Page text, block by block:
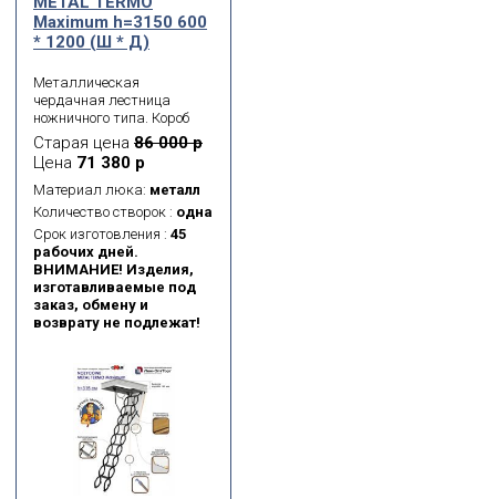
Maximum h=3150 600
* 1200 (Ш * Д)
Металлическая
чердачная лестница
ножничного типа. Короб
металлический.
Термоизоляционная
крышка типа «сэндвич»,
толщиной 26 мм, утеплена
пенопластом, облицована
с двух сторон ДСП белого
цвета.
Старая цена 86 000 р
Цена 71 380 р
Материал люка: металл
Количество створок : одна
Срок изготовления : 45
рабочих дней.
ВНИМАНИЕ! Изделия,
изготавливаемые под
заказ, обмену и
возврату не подлежат!